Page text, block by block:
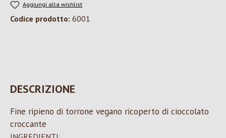
Aggiungi alla wishlist
Codice prodotto: 6001
DESCRIZIONE
Fine ripieno di torrone vegano ricoperto di cioccolato
croccante